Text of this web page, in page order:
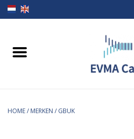
Home
Borstvoeding
HOME/ MERKEN / GBUK